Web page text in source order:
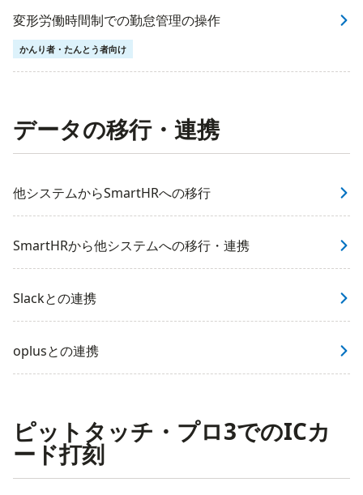
変形労働時間制での勤怠管理の操作
かんり者・たんとう者向け
データの移行・連携
他システムからSmartHRへの移行
SmartHRから他システムへの移行・連携
Slackとの連携
oplusとの連携
ピットタッチ・プロ3でのICカ
ード打刻